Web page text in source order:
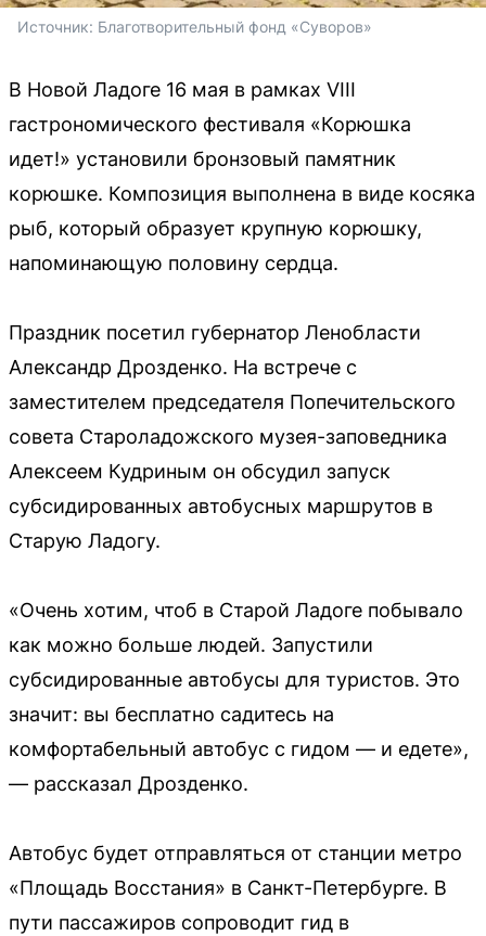
Источник: Благотворительный фонд «Суворов»
В Новой Ладоге 16 мая в рамках VIII
гастрономического фестиваля «Корюшка
идет!» установили бронзовый памятник
корюшке. Композиция выполнена в виде косяка
рыб, который образует крупную корюшку,
напоминающую половину сердца.
Праздник посетил губернатор Ленобласти
Александр Дрозденко. На встрече с
заместителем председателя Попечительского
совета Староладожского музея-заповедника
Алексеем Кудриным он обсудил запуск
субсидированных автобусных маршрутов в
Старую Ладогу.
«Очень хотим, чтоб в Старой Ладоге побывало
как можно больше людей. Запустили
субсидированные автобусы для туристов. Это
значит: вы бесплатно садитесь на
комфортабельный автобус с гидом — и едете»,
— рассказал Дрозденко.
Автобус будет отправляться от станции метро
«Площадь Восстания» в Санкт-Петербурге. В
пути пассажиров сопроводит гид в